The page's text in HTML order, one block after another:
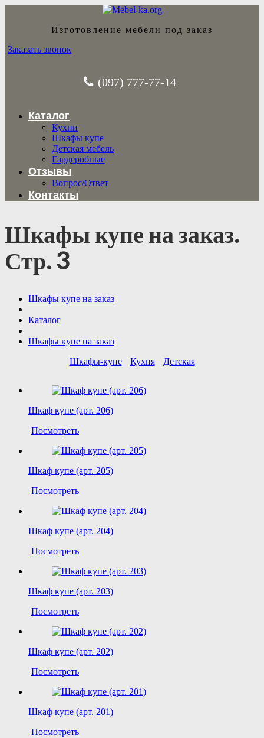
Изготовление мебели под заказ
Заказать звонок
(097) 777-77-14
Каталог
Кухни
Шкафы купе
Детская мебель
Гардеробные
Отзывы
Вопрос/Ответ
Контакты
Шкафы купе на заказ.
Стр. 3
Шкафы купе на заказ
Каталог
Шкафы купе на заказ
Шкафы-купе
Кухня Детская
Шкаф купе (арт. 206)
Посмотреть
Шкаф купе (арт. 205)
Посмотреть
Шкаф купе (арт. 204)
Посмотреть
Шкаф купе (арт. 203)
Посмотреть
Шкаф купе (арт. 202)
Посмотреть
Шкаф купе (арт. 201)
Посмотреть